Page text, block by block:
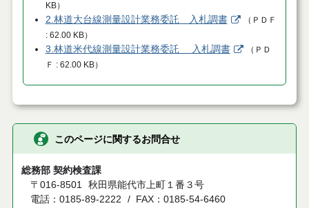
KB）
2.林道大台線測量設計業務委託 入札調書 （ ＰＤＦ
62.00 KB）
3.林道米代線測量設計業務委託 入札調書 （ ＰＤ
Ｆ
62.00 KB）
このページに関するお問合せ
総務部 契約検査課
〒016-8501 秋田県能代市上町１番３号
電話：0185-89-2222
FAX：0185-54-6460